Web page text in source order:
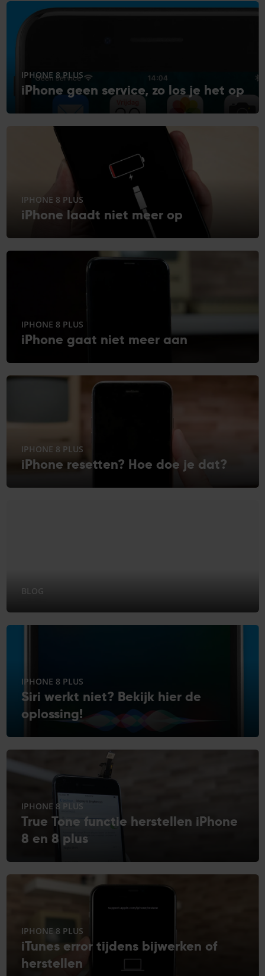
IPHONE 8 PLUS
iPhone geen service, zo los je het op
IPHONE 8 PLUS
iPhone laadt niet meer op
IPHONE 8 PLUS
iPhone gaat niet meer aan
IPHONE 8 PLUS
iPhone resetten? Hoe doe je dat?
BLOG
IPHONE 8 PLUS
Siri werkt niet? Bekijk hier de
oplossing!
IPHONE 8 PLUS
True Tone functie herstellen iPhone
8 en 8 plus
IPHONE 8 PLUS
iTunes error tijdens bijwerken of
herstellen